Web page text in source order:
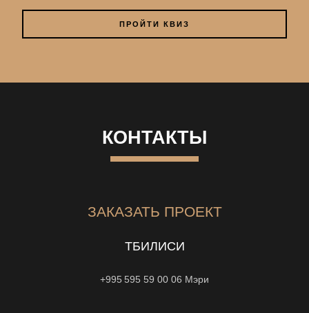
ПРОЙТИ КВИЗ
КОНТАКТЫ
ЗАКАЗАТЬ ПРОЕКТ
ТБИЛИСИ
+995 595 59 00 06 Мэри